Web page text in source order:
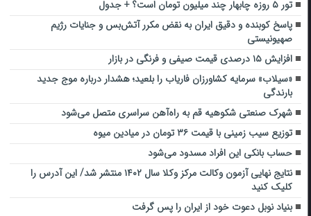
تور ۵ روزه چابهار چند میلیون تومان است؟ + جدول
پاسخ کوبنده و دقیق ایران به نقض مکرر آتش‌بس و جنایات رژیم
صهیونیستی
افزایش ۱۵ درصدی قیمت صیفی و فرنگی در بازار
«سیلاب» سرمایه کشاورزان فاریاب را بلعید؛ هشدار درباره موج جدید
بارندگی
شهرک صنعتی شکوهیه قم به راه‌آهن سراسری متصل می‌شود
توزیع سیب زمینی با قیمت ۳۶ تومان در میادین میوه
حساب بانکی این افراد مسدود می‌شود
نتایج نهایی آزمون وکالت مرکز وکلا سال ۱۴۰۲ منتشر شد/ این آدرس را
کلیک کنید
بنیاد نوبل دعوت خود از ایران را پس گرفت